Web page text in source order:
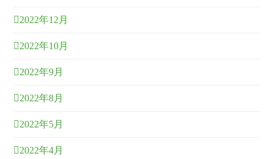
2022年12月
2022年10月
2022年9月
2022年8月
2022年5月
2022年4月